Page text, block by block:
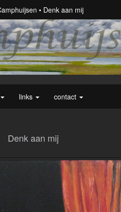
Denk aan mij
links contact
Denk aan mij